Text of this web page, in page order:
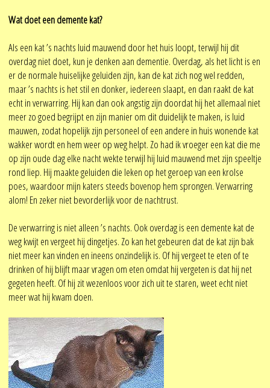
Wat doet een demente kat?
Als een kat ’s nachts luid mauwend door het huis loopt, terwijl hij dit
overdag niet doet, kun je denken aan dementie. Overdag, als het licht is en
er de normale huiselijke geluiden zijn, kan de kat zich nog wel redden,
maar ’s nachts is het stil en donker, iedereen slaapt, en dan raakt de kat
echt in verwarring. Hij kan dan ook angstig zijn doordat hij het allemaal niet
meer zo goed begrijpt en zijn manier om dit duidelijk te maken, is luid
mauwen, zodat hopelijk zijn personeel of een andere in huis wonende kat
wakker wordt en hem weer op weg helpt. Zo had ik vroeger een kat die me
op zijn oude dag elke nacht wekte terwijl hij luid mauwend met zijn speeltje
rond liep. Hij maakte geluiden die leken op het geroep van een krolse
poes, waardoor mijn katers steeds bovenop hem sprongen. Verwarring
alom! En zeker niet bevorderlijk voor de nachtrust.
De verwarring is niet alleen ’s nachts. Ook overdag is een demente kat de
weg kwijt en vergeet hij dingetjes. Zo kan het gebeuren dat de kat zijn bak
niet meer kan vinden en ineens onzindelijk is. Of hij vergeet te eten of te
drinken of hij blijft maar vragen om eten omdat hij vergeten is dat hij net
gegeten heeft. Of hij zit wezenloos voor zich uit te staren, weet echt niet
meer wat hij kwam doen.